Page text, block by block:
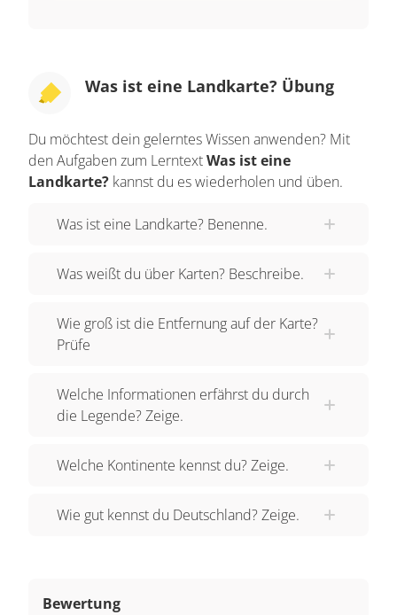
Was ist eine Landkarte? Übung
Du möchtest dein gelerntes Wissen anwenden? Mit
den Aufgaben zum LerntextWas ist eine
Landkarte? kannst du es wiederholen und üben.
Was ist eine Landkarte? Benenne.
Was weißt du über Karten? Beschreibe.
Wie groß ist die Entfernung auf der Karte?
Prüfe
Welche Informationen erfährst du durch
die Legende? Zeige.
Welche Kontinente kennst du? Zeige.
Wie gut kennst du Deutschland? Zeige.
Bewertung